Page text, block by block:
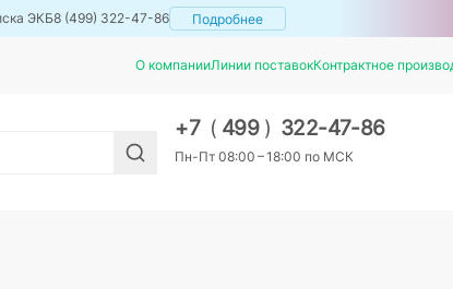
ЭКБ8 (499) 322-47-86 Подробнее
О компанииЛинии поставокКонтрактное
+7 ( 499 ) 322-47-86
Пн-Пт 08:00 – 18:00 по МСК